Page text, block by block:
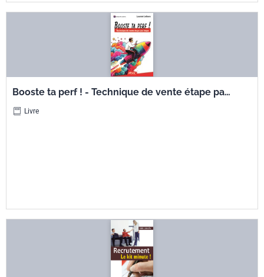
Booste ta perf ! - Technique de vente étape par
étape
Livre